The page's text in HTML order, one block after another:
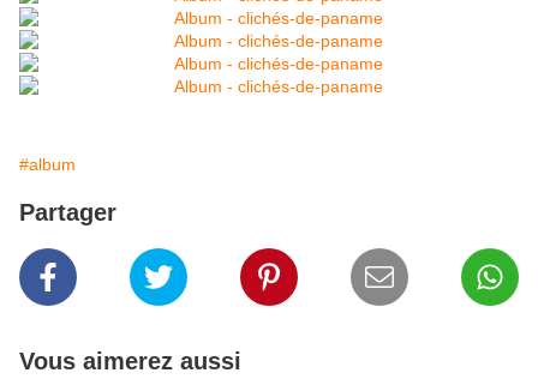
#album
Partager
Vous aimerez aussi